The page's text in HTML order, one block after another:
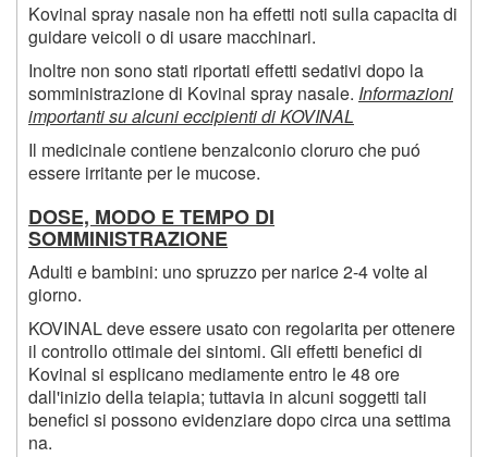
Kovinal spray nasale non ha effetti noti sulla capacita di
guidare veicoli o di usare macchinari.
Inoltre non sono stati riportati effetti sedativi dopo la
somministrazione di Kovinal spray nasale. Informazioni
importanti su alcuni eccipienti di KOVINAL
Il medicinale contiene benzalconio cloruro che puó
essere irritante per le mucose.
DOSE, MODO E TEMPO DI
SOMMINISTRAZIONE
Adulti e bambini: uno spruzzo per narice 2-4 volte al
giorno.
KOVINAL deve essere usato con regolarita per ottenere
il controllo ottimale dei sintomi. Gli effetti benefici di
Kovinal si esplicano mediamente entro le 48 ore
dall'inizio della teiapia; tuttavia in alcuni soggetti tali
benefici si possono evidenziare dopo circa una settima
na.